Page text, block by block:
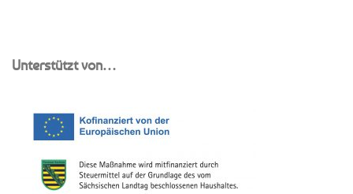
Unterstützt von…